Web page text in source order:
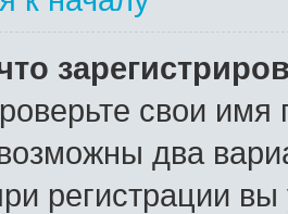
свои имя
два
регистрации